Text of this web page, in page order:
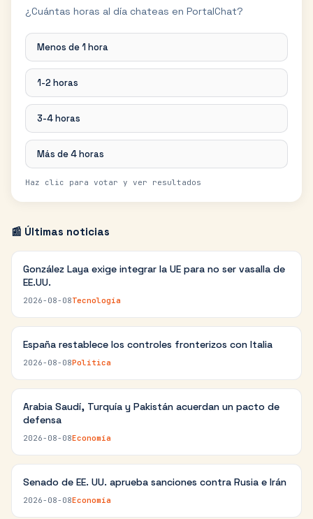
¿Cuántas horas al día chateas en PortalChat?
Menos de 1 hora
1-2 horas
3-4 horas
Más de 4 horas
Haz clic para votar y ver resultados
📰 Últimas noticias
González Laya exige integrar la UE para no ser vasalla de
EE.UU.
2026-08-08Tecnología
España restablece los controles fronterizos con Italia
2026-08-08Política
Arabia Saudí, Turquía y Pakistán acuerdan un pacto de
defensa
2026-08-08Economía
Senado de EE. UU. aprueba sanciones contra Rusia e Irán
2026-08-08Economía